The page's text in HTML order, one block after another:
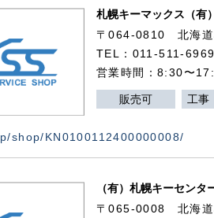
札幌キーマックス（有）
〒064-0810 北海道
TEL：011-511-
営業時間：8:30〜
販売可 工事
shop/KN0100112400000008/
（有）札幌キーセンタ
〒065-0008 北海道